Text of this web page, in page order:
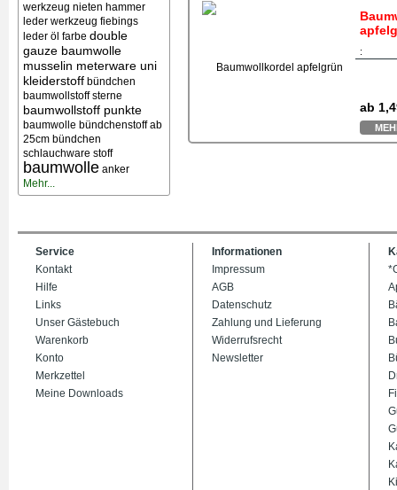
werkzeug nieten hammer
leder werkzeug fiebings
leder öl farbe double
gauze baumwolle
musselin meterware uni
kleiderstoff bündchen
baumwollstoff sterne
baumwollstoff punkte
baumwolle bündchenstoff ab
25cm bündchen
schlauchware stoff
baumwolle anker
Mehr...
:
ab
Service
Kontakt
Hilfe
Links
Unser Gästebuch
Warenkorb
Konto
Merkzettel
Meine Downloads
Informationen
Impressum
AGB
Datenschutz
Zahlung und Lieferung
Widerrufsrecht
Newsletter